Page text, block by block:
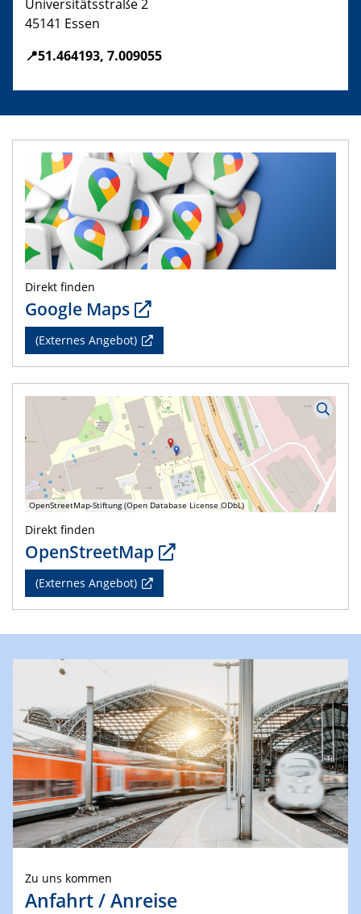
Universitätsstraße 2
45141 Essen
📍51.464193, 7.009055
Direkt finden
Google Maps
(Externes Angebot)
OpenStreetMap-Stiftung (Open Database License ODbL)
Direkt finden
OpenStreetMap
(Externes Angebot)
Zu uns kommen
Anfahrt / Anreise